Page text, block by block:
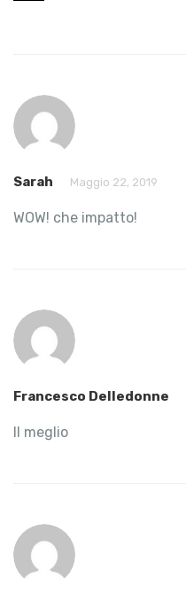
Sarah Maggio 22, 2019
WOW! che impatto!
Francesco Delledonne
Il meglio